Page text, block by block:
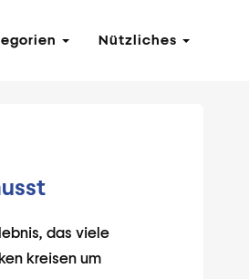
Nützliches
das viele
kreisen um